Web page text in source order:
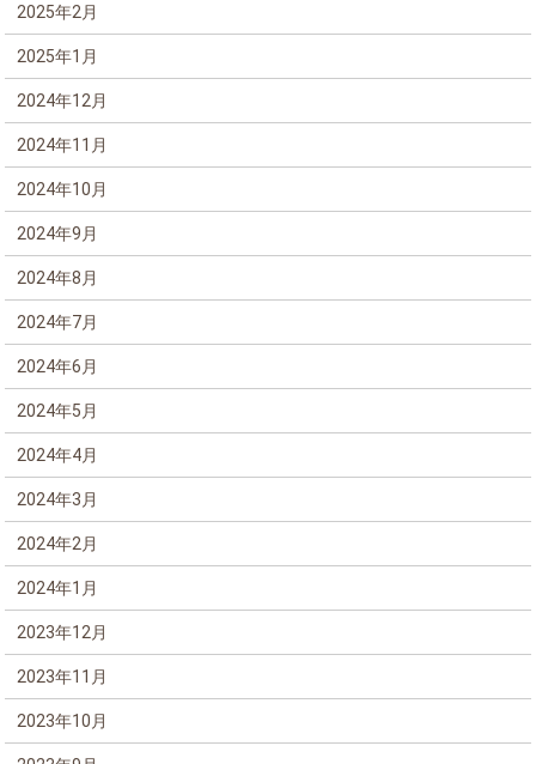
2025年2月
2025年1月
2024年12月
2024年11月
2024年10月
2024年9月
2024年8月
2024年7月
2024年6月
2024年5月
2024年4月
2024年3月
2024年2月
2024年1月
2023年12月
2023年11月
2023年10月